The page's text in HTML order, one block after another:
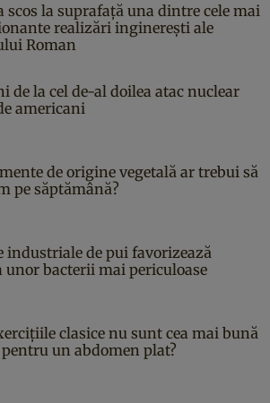
scos la suprafață una dintre cele mai
realizări inginerești ale
Roman
de la cel de-al doilea atac nuclear
americani
de origine vegetală ar trebui să
pe săptămână?
industriale de pui favorizează
unor bacterii mai periculoase
clasice nu sunt cea mai bună
pentru un abdomen plat?